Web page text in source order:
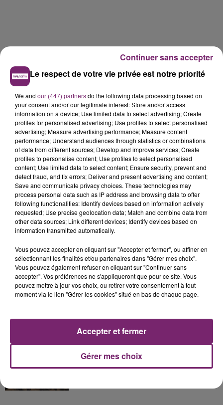
La Bulle - Guinguette éphémère
de Frelinghien !
éclipse solaire du 12 Août 2026
158 pompiers de la région sont
partis hier soir pour la Gironde
Le respect de votre vie privée est notre priorité
We and our (447) partnersdo the following data processing based on
your consent and/or our legitimate interest: Store and/or access
information on a device; Use limited data to select advertising; Create
profiles for personalised advertising; Use profiles to select personalised
advertising; Measure advertising performance; Measure content
performance; Understand audiences through statistics or combinations
of data from different sources; Develop and improve services; Create
profiles to personalise content; Use profiles to select personalised
content; Use limited data to select content; Ensure security, prevent and
detect fraud, and fix errors; Deliver and present advertising and content;
Save and communicate privacy choices. These technologies may
process personal data such as IP address and browsing data to offer
following functionalities: Identify devices based on information actively
requested; Use precise geolocation data; Match and combine data from
other data sources; Link different devices; Identify devices based on
information transmitted automatically.
Vous pouvez accepter en cliquant sur "Accepter et fermer", ou affiner en
sélectionnant les finalités et/ou partenaires dans "Gérer mes choix".
Vous pouvez également refuser en cliquant sur "Continuer sans
accepter". Vos préférences ne s'appliqueront que pour ce site. Vous
pouvez mettre à jour vos choix, ou retirer votre consentement à tout
moment via le lien "Gérer les cookies" situé en bas de chaque page.
Gérer mes choix
Accepter et fermer
Continuer sans accepter